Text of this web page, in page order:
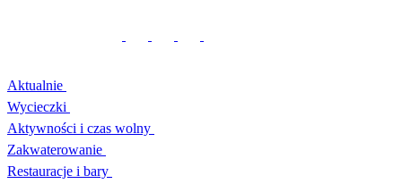
Aktualnie
Wycieczki
Aktywności i czas wolny
Zakwaterowanie
Restauracje i bary